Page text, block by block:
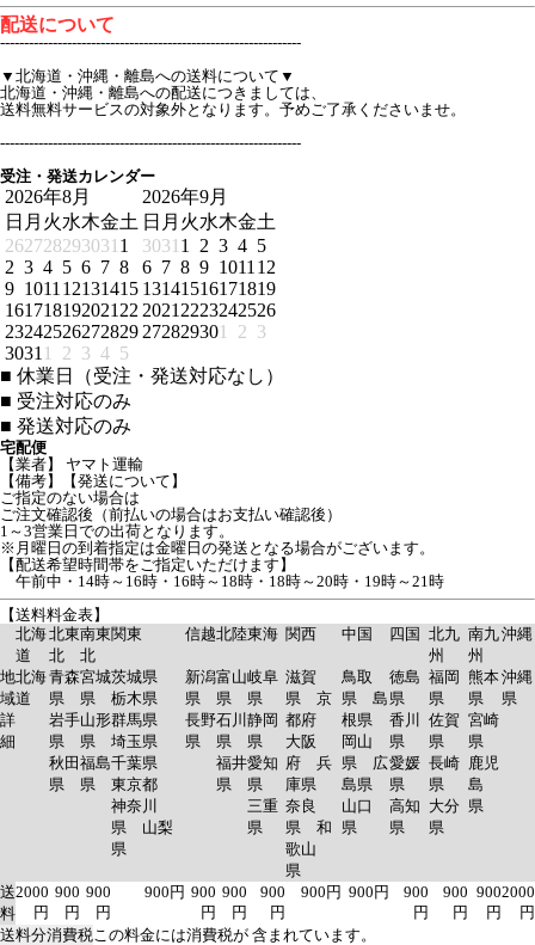
配送について
---------------------------------------------------------------
▼北海道・沖縄・離島への送料について▼
北海道・沖縄・離島への配送につきましては、
送料無料サービスの対象外となります。予めご了承くださいませ。
---------------------------------------------------------------
受注・発送カレンダー
2026年8月
日 月 火水木金土
262728293031 1
2 3 4 5 6 7 8
9 1011 12131415
161718192021 22
23242526272829
3031 1 2 3 4 5
2026年9月
日 月 火水木金土
3031 1 2 3 4 5
6 7 8 9 1011 12
13141516171819
2021 2223242526
272829301 2 3
■ 休業日（受注・発送対応なし）
■ 受注対応のみ
■ 発送対応のみ
宅配便
【業者】 ヤマト運輸
【備考】【発送について】
ご指定のない場合は
ご注文確認後（前払いの場合はお支払い確認後）
1～3営業日での出荷となります。
※月曜日の到着指定は金曜日の発送となる場合がございます。
【配送希望時間帯をご指定いただけます】
午前中・14時～16時・16時～18時・18時～20時・19時～21時
【送料料金表】
北海
道
北東
北
南東
北
関東 信越北陸東海 関西 中国 四国 北九
州
南九
州
沖縄
地
域
詳
細
北海
道
青森
県
岩手
県
秋田
県
宮城
県
山形
県
福島
県
茨城県
栃木県
群馬県
埼玉県
千葉県
東京都
神奈川
県 山梨
県
新潟
県
長野
県
富山
県
石川
県
福井
県
岐阜
県
静岡
県
愛知
県
三重
県
滋賀
県 京
都府
大阪
府 兵
庫県
奈良
県 和
歌山
県
鳥取
県 島
根県
岡山
県 広
島県
山口
県
徳島
県
香川
県
愛媛
県
高知
県
福岡
県
佐賀
県
長崎
県
大分
県
熊本
県
宮崎
県
鹿児
島
県
沖縄
県
送
料
2000
円
900
円
900
円
900円 900
円
900
円
900
円
900円 900円
900
円
900
円
900
円
2000
円
送料分消費税この料金には消費税が 含まれています。